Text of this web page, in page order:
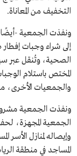
التخفيف من المعاناة.
ونفذت الجمعية -
إلى شراء وجبات إفطار
الصحية، وتُنقل عبر
المختص باستلام
والجمعيات الأخرى، من
ونفذت الجمعية
الجمعية المجهزة،
وإيصاله لمنازل الأسر
المساجد في منطقة